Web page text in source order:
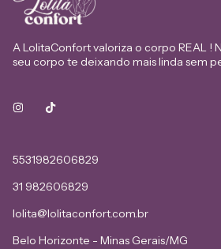
A LolitaConfort valoriza o corpo REAL !
seu corpo te deixando mais linda sem
5531982606829
31 982606829
lolita@lolitaconfort.com.br
Belo Horizonte - Minas Gerais/MG